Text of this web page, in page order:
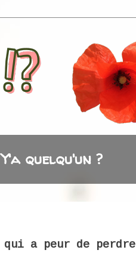
Y'a quelqu'un ?
qui a peur de perdre